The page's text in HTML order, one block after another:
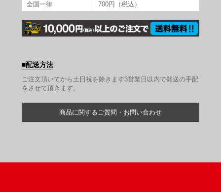
全国一律
700円（税込）
配送方法
ご注文頂いてから土日祝を除きます3営業日以内で発送の手配
をさせて頂きます。
商品に関するご質問・お問い合わせ